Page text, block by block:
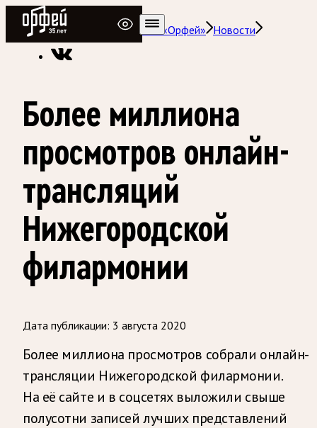
Радио Орфей
Радио классической музыки «Орфей» Новости
Более миллиона
просмотров онлайн-
трансляций
Нижегородской
филармонии
Дата публикации: 3 августа 2020
Более миллиона просмотров собрали онлайн-
трансляции Нижегородской филармонии.
На её сайте и в соцсетях выложили свыше
полусотни записей лучших представлений